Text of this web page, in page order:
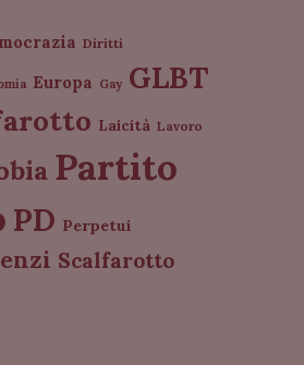
Diritti
Europa Gay GLBT
Laicità Lavoro
Partito
PD Perpetui
Scalfarotto